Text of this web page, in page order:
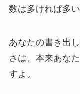
数は多ければ多
あなたの書き出
さは、本来あな
すよ。